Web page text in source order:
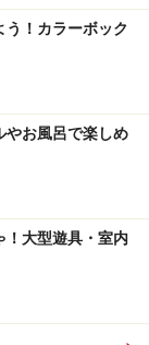
う！カラーボック
やお風呂で楽しめ
！大型遊具・室内